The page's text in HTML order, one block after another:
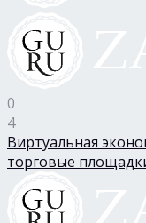
0
4
Виртуальная
торговые